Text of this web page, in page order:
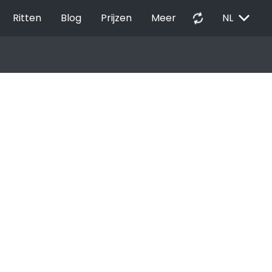
Ritten Blog Prijzen Meer autorenew NL EXPAND_MORE